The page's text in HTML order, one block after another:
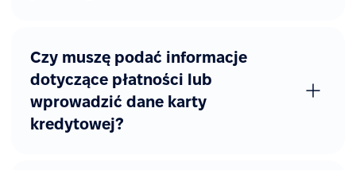
Dostęp REST API
Webhooks
Czy muszę podać informacje
dotyczące płatności lub
wprowadzić dane karty
kredytowej?